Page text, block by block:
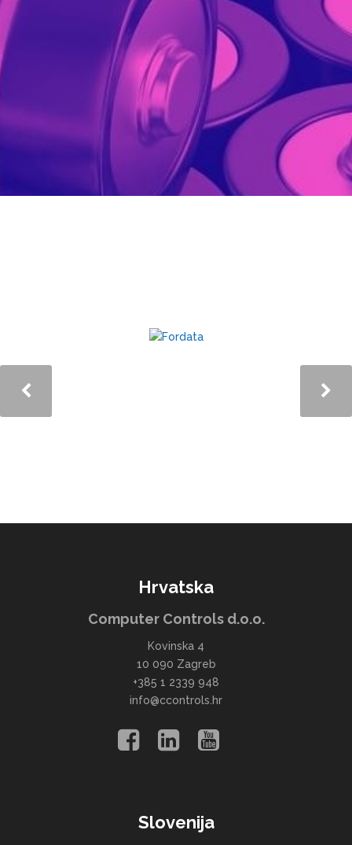
Hrvatska
Computer Controls d.o.o.
Kovinska 4
10 090 Zagreb
+385 1 2339 948
info@ccontrols.hr
Slovenija